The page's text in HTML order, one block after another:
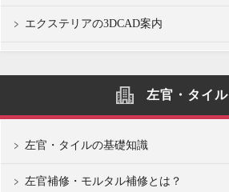
エクステリアの3DCAD案内
左官・タイル
左官・タイルの基礎知識
左官補修・モルタル補修とは？